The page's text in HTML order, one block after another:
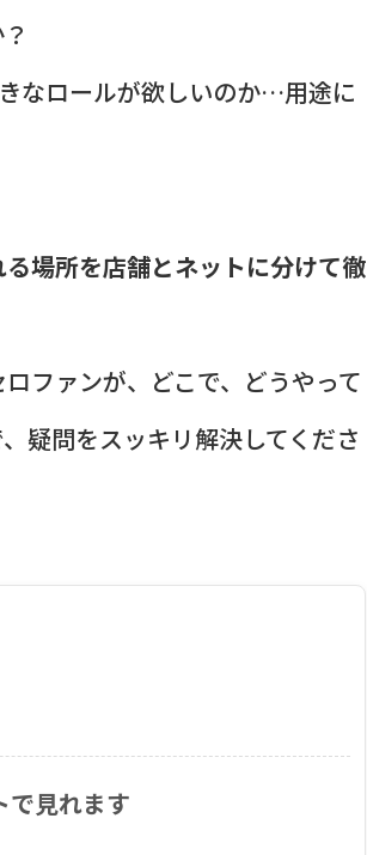
なロールが欲しいのか…用途に
場所を店舗とネットに分けて徹
ファンが、どこで、どうやって
疑問をスッキリ解決してくださ
で見れます